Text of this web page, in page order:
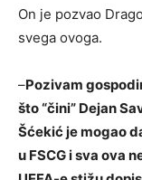
On je pozvao
svega ovoga.
–Pozivam
što “čini” Dejan
Šćekić je mogao
u FSCG i sva ova